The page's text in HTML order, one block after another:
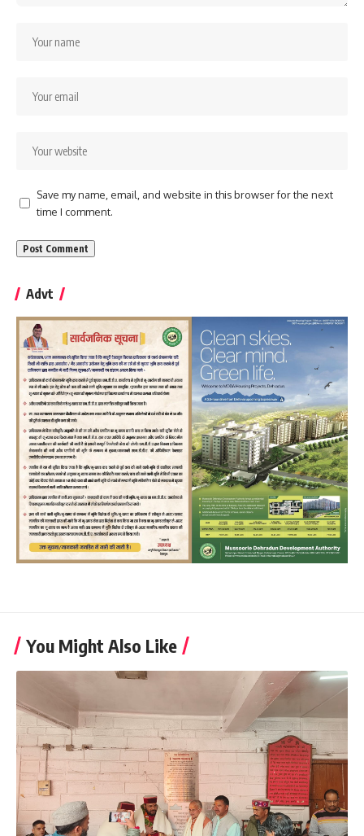
Save my name, email, and website in this browser for the next
time I comment.
Advt
You Might Also Like